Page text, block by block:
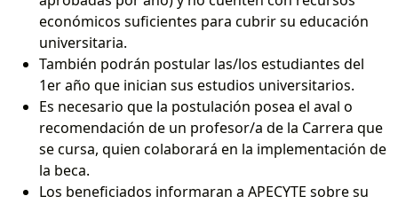
económicos suficientes para cubrir su educación
universitaria.
También podrán postular las/los estudiantes del
1er año que inician sus estudios universitarios.
Es necesario que la postulación posea el aval o
recomendación de un profesor/a de la Carrera que
se cursa, quien colaborará en la implementación de
la beca.
Los beneficiados informaran a APECYTE sobre su